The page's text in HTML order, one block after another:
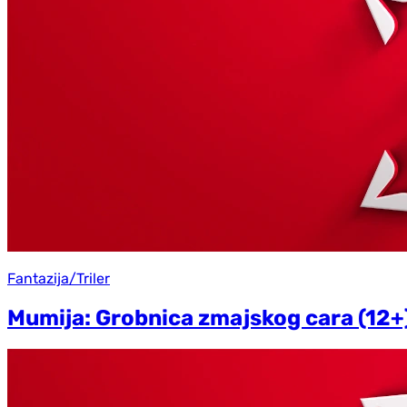
Fantazija/Triler
Mumija: Grobnica zmajskog cara